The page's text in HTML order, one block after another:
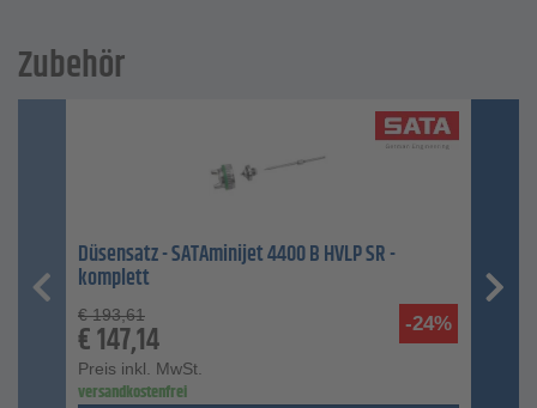
Zubehör
Düsensatz - SATAminijet 4400 B HVLP SR -
komplett
-24%
€ 193,61
€147,14
Preis inkl. MwSt.
versandkostenfrei